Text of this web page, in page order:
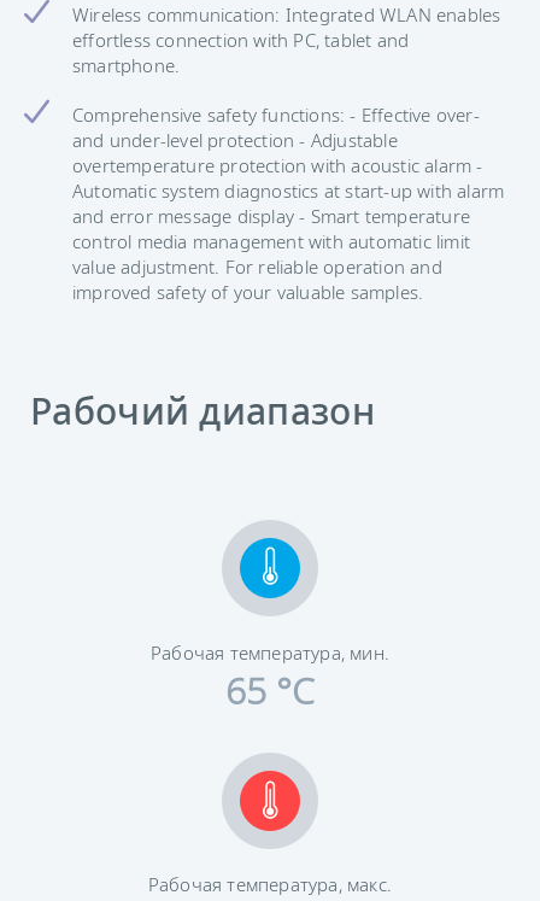
Wireless communication: Integrated WLAN enables
effortless connection with PC, tablet and
smartphone.
Comprehensive safety functions: - Effective over-
and under-level protection - Adjustable
overtemperature protection with acoustic alarm -
Automatic system diagnostics at start-up with alarm
and error message display - Smart temperature
control media management with automatic limit
value adjustment. For reliable operation and
improved safety of your valuable samples.
Рабочий диапазон
Рабочая температура, мин.
65 °C
Рабочая температура, макс.